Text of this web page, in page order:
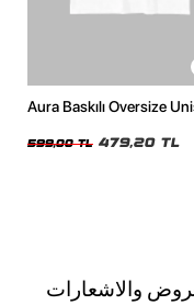
Aura Baskılı Oversize
599,00 TL 479,20 TL
والاشعارات